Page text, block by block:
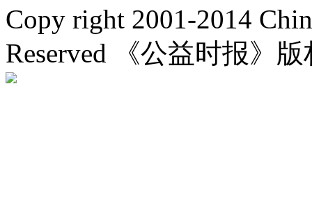
Copy right 2001-2014
Reserved 《公益时报》